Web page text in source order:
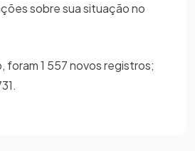
sobre sua situação no
foram 1 557 novos registros;